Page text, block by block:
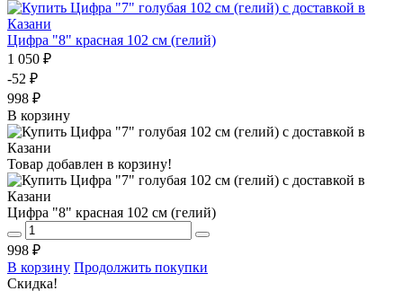
Цифра "8" красная 102 см (гелий)
1 050 ₽
-52 ₽
998 ₽
В корзину
Товар добавлен в корзину!
Цифра "8" красная 102 см (гелий)
998 ₽
В корзину Продолжить покупки
Скидка!